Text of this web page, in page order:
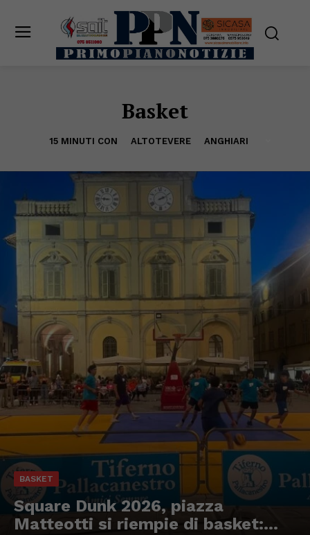
Basket
15 MINUTI CON ALTOTEVERE ANGHIARI
BASKET
Square Dunk 2026, piazza
Matteotti si riempie di basket:...